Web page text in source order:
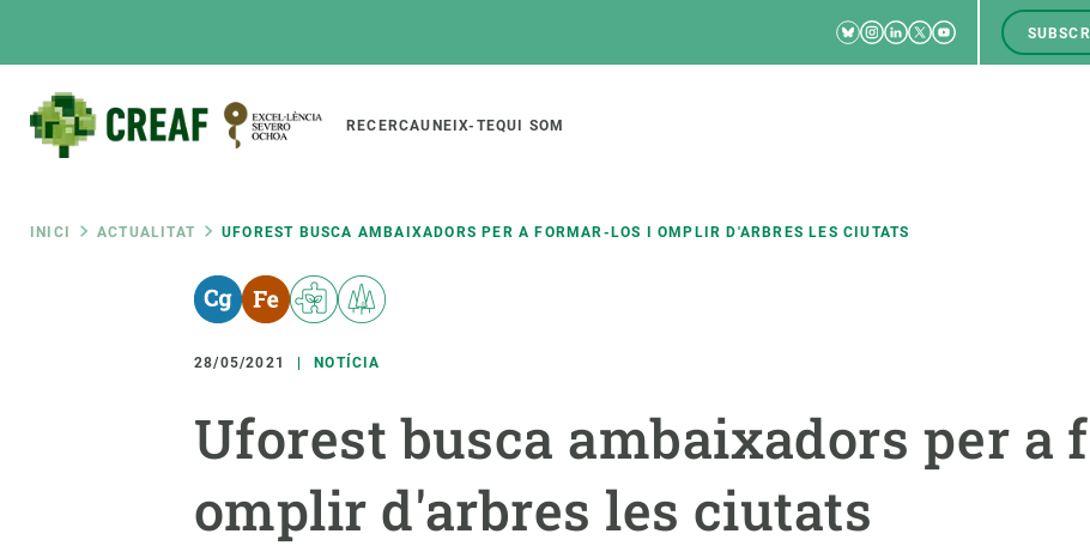
RRSS
Bluesky
Instagram
Linkedin
TwitterYoutube
Main
navigation
RECERCAUNEIX-TEQUI SOM
Fil
d'ariadna
INICI ACTUALITAT UFOREST BUSCA AMBAIXADORS PER A FORMAR-LOS I OMPLIR D'ARBRES LES CIUTATS
28/05/2021 NOTÍCIA
Uforest busca ambaixadors per a
omplir d'arbres les ciutats
Featured
responsive
Responsive
menu
SOBRE NOSALTRES
Organització institucional Biodiversitat
Funcionament dels ecosistemes
Solucions
Política i gestió
Oportunitats acadèmiques
Demana la teva MSCA-PF
Demana la teva beca ERC